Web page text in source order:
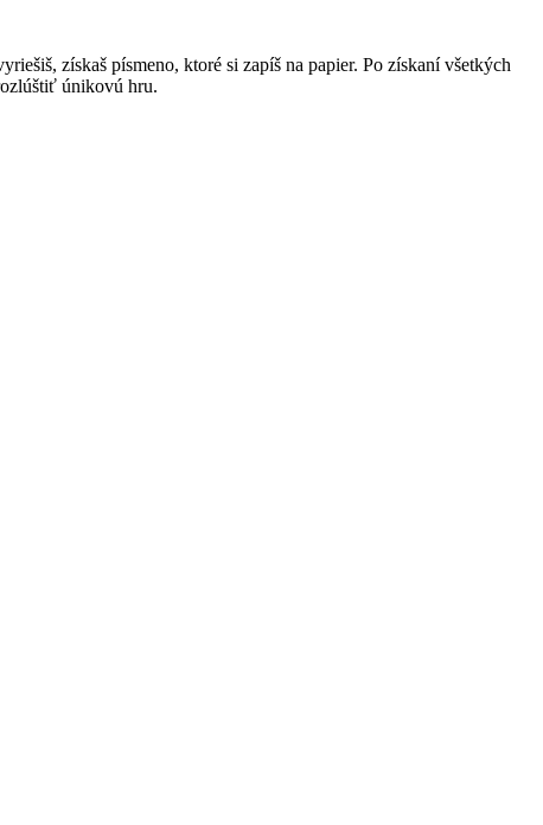
získaš písmeno, ktoré si zapíš na papier. Po získaní všetkých
únikovú hru.